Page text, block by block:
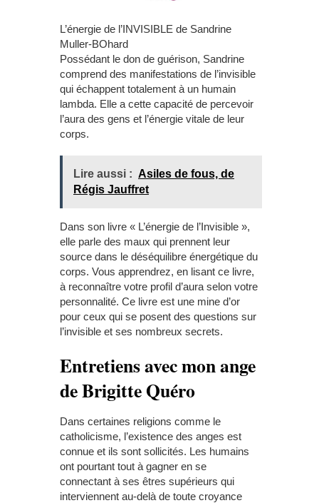
L’énergie de l’INVISIBLE de Sandrine
Muller-BOhard
Possédant le don de guérison, Sandrine
comprend des manifestations de l’invisible
qui échappent totalement à un humain
lambda. Elle a cette capacité de percevoir
l’aura des gens et l’énergie vitale de leur
corps.
Lire aussi : Asiles de fous, de
Régis Jauffret
Dans son livre « L’énergie de l’Invisible »,
elle parle des maux qui prennent leur
source dans le déséquilibre énergétique du
corps. Vous apprendrez, en lisant ce livre,
à reconnaître votre profil d’aura selon votre
personnalité. Ce livre est une mine d’or
pour ceux qui se posent des questions sur
l’invisible et ses nombreux secrets.
Entretiens avec mon ange
de Brigitte Quéro
Dans certaines religions comme le
catholicisme, l’existence des anges est
connue et ils sont sollicités. Les humains
ont pourtant tout à gagner en se
connectant à ses êtres supérieurs qui
interviennent au-delà de toute croyance